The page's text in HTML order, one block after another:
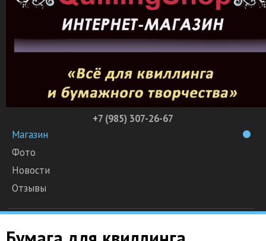
+7 (985) 307-26-67
Магазин
Фото
Новости
Отзывы